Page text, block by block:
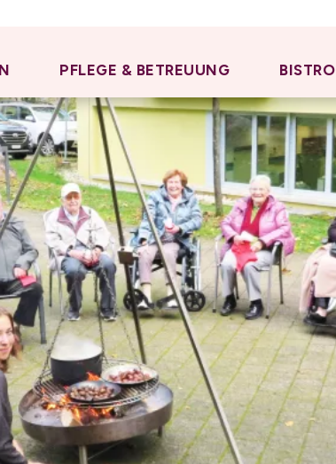
PFLEGE & BETREUUNG BISTRO